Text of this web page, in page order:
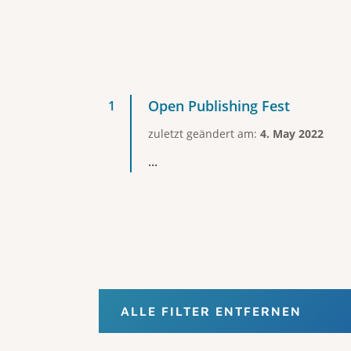
Open Publishing Fest
zuletzt geändert am: 4. May 2022
...
ALLE FILTER ENTFERNEN